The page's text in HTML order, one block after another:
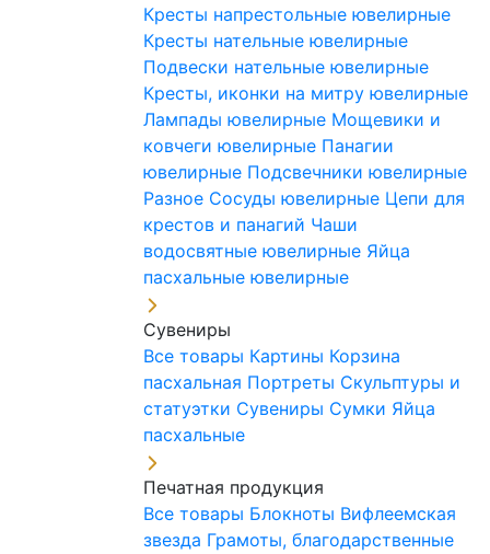
Кресты напрестольные ювелирные
Кресты нательные ювелирные
Подвески нательные ювелирные
Кресты, иконки на митру ювелирные
Лампады ювелирные Мощевики и
ковчеги ювелирные Панагии
ювелирные Подсвечники ювелирные
Разное Сосуды ювелирные Цепи для
крестов и панагий Чаши
водосвятные ювелирные Яйца
пасхальные ювелирные
Сувениры
Все товары Картины Корзина
пасхальная Портреты Скульптуры и
статуэтки Сувениры Сумки Яйца
пасхальные
Печатная продукция
Все товары Блокноты Вифлеемская
звезда Грамоты, благодарственные